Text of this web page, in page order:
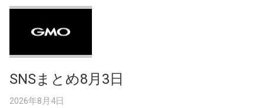
SNSまとめ8月3日
2026年8月4日